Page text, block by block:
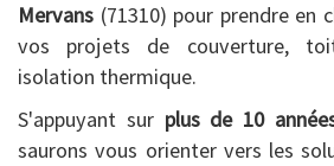
Mervans (71310) pour prendre en
vos projets de couverture,
isolation thermique.
S'appuyant sur plus de 10
saurons vous orienter vers les